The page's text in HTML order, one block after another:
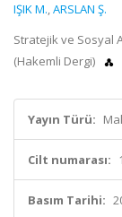
IŞIK M.,ARSLAN Ş.
Stratejik ve Sosyal
(Hakemli Dergi)
Yayın Türü:
Cilt numarası:
Basım Tarihi: